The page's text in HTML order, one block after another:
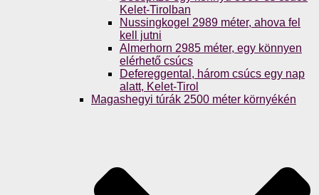
Kelet-Tirolban
Nussingkogel 2989 méter, ahova fel
kell jutni
Almerhorn 2985 méter, egy könnyen
elérhető csúcs
Defereggental, három csúcs egy nap
alatt, Kelet-Tirol
Magashegyi túrák 2500 méter környékén